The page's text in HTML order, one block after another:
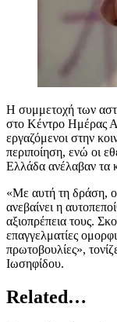
Η συμμετοχή των
στο Κέντρο Ημέρας
εργαζόμενοι στην
περιποίηση, ενώ οι
Ελλάδα ανέλαβαν τα
«Με αυτή τη δράση,
ανεβαίνει η
αξιοπρέπεια τους.
επαγγελματίες
πρωτοβουλίες»,
Ιωσηφίδου.
Related…